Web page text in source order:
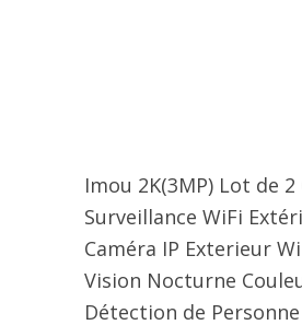
Imou 2K(3MP) Lot de 2
Surveillance WiFi
Caméra IP Exterieur
Vision Nocturne
Détection de Personne